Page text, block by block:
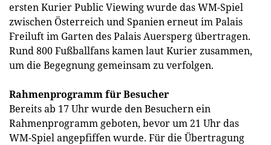
ersten Kurier Public Viewing wurde das WM-Spiel
zwischen Österreich und Spanien erneut im Palais
Freiluft im Garten des Palais Auersperg übertragen.
Rund 800 Fußballfans kamen laut Kurier zusammen,
um die Begegnung gemeinsam zu verfolgen.
Rahmenprogramm für Besucher
Bereits ab 17 Uhr wurde den Besuchern ein
Rahmenprogramm geboten, bevor um 21 Uhr das
WM-Spiel angepfiffen wurde. Für die Übertragung